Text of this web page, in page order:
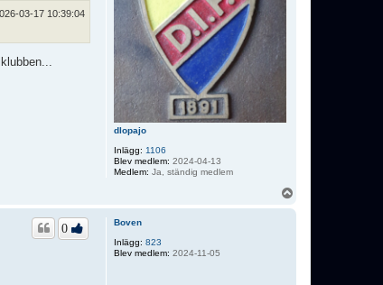
dlopajo
Inlägg: 1106
Blev medlem: 2024-04-13
Medlem: Ja, ständig medlem
03-17 10:39:04
Boven
Inlägg: 823
Blev medlem: 2024-11-05
0